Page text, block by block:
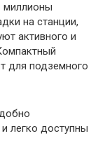
миллионы
на станции,
активного и
для подземного
легко доступны